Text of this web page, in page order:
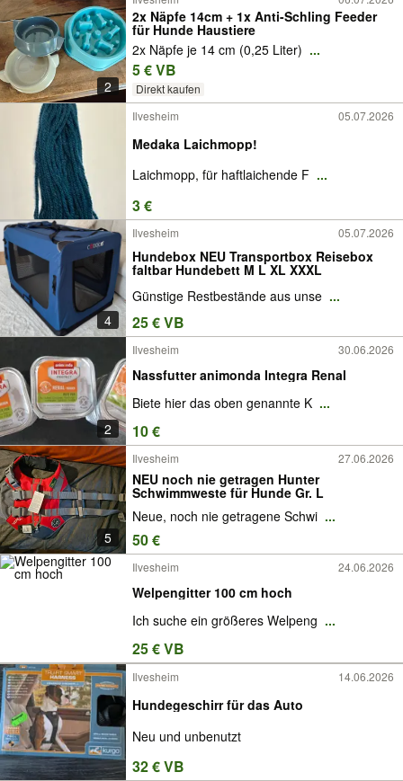
2
2x Näpfe 14cm + 1x Anti-Schling Feeder
für Hunde Haustiere
2x Näpfe je 14 cm (0,25 Liter) ...
5 € VB
Direkt kaufen
Ilvesheim
05.07.2026
Medaka Laichmopp!
Laichmopp, für haftlaichende F ...
3 €
4
Ilvesheim 05.07.2026
Hundebox NEU Transportbox Reisebox
faltbar Hundebett M L XL XXXL
Günstige Restbestände aus unse ...
25 € VB
2
Ilvesheim 30.06.2026
Nassfutter animonda Integra Renal
Biete hier das oben genannte K ...
10 €
5
Ilvesheim 27.06.2026
NEU noch nie getragen Hunter
Schwimmweste für Hunde Gr. L
Neue, noch nie getragene Schwi ...
50 €
Ilvesheim 24.06.2026
Welpengitter 100 cm hoch
Ich suche ein größeres Welpeng ...
25 € VB
Ilvesheim 14.06.2026
Hundegeschirr für das Auto
Neu und unbenutzt
32 € VB